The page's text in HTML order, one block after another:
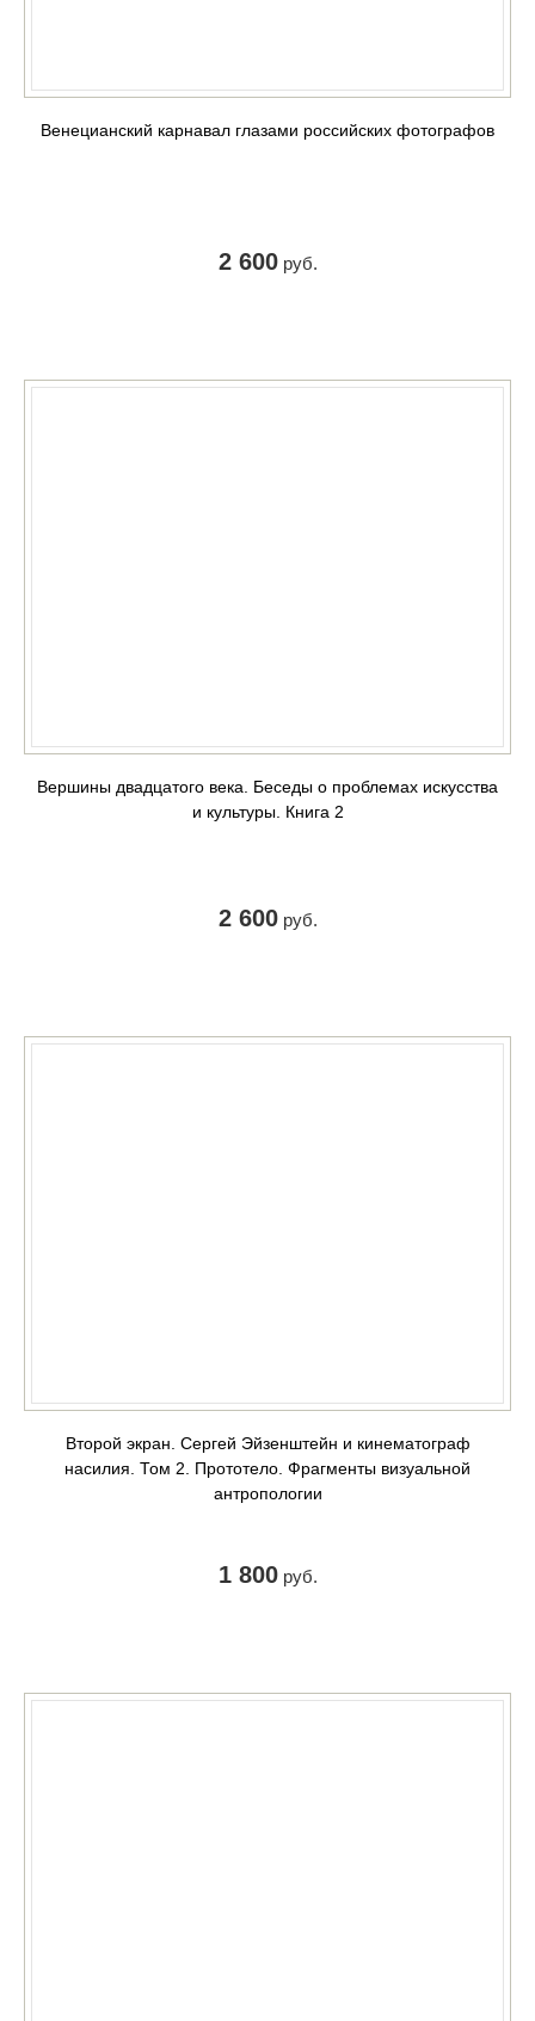
Венецианский карнавал глазами российских фотографов
2 600руб.
Вершины двадцатого века. Беседы о проблемах искусства
и культуры. Книга 2
2 600руб.
Второй экран. Сергей Эйзенштейн и кинематограф
насилия. Том 2. Прототело. Фрагменты визуальной
антропологии
1 800руб.